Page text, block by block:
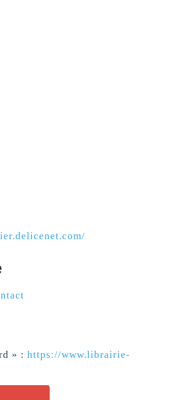
» : https://www.librairie-